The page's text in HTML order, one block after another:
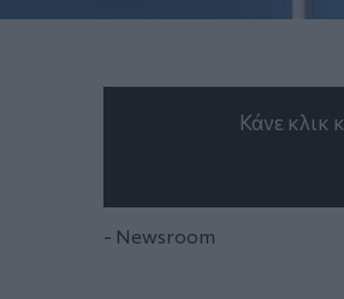
Κάνε κλικ
- Newsroom